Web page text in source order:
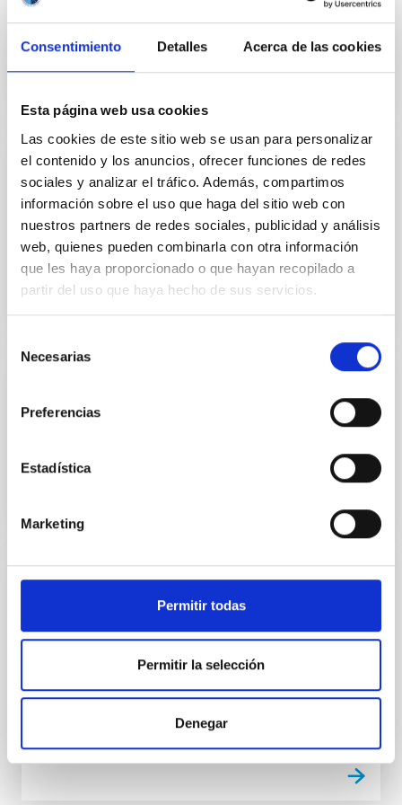
Consentimiento Detalles Acerca de las cookies
Esta página web usa cookies
Las cookies de este sitio web se usan para personalizar
el contenido y los anuncios, ofrecer funciones de redes
sociales y analizar el tráfico. Además, compartimos
información sobre el uso que haga del sitio web con
nuestros partners de redes sociales, publicidad y análisis
web, quienes pueden combinarla con otra información
que les haya proporcionado o que hayan recopilado a
partir del uso que haya hecho de sus servicios.
Necesarias
Preferencias
Estadística
Marketing
Permitir todas
Permitir la selección
Denegar
neutrino masses in concordance with
cosmology
PUBLICACIÓN
Author Correction: A calibration point for
stellar evolution from massive star
asteroseismology
Author Correction: A super-massive
the Neptune desert
can be accessed via a link at the top of the paper.